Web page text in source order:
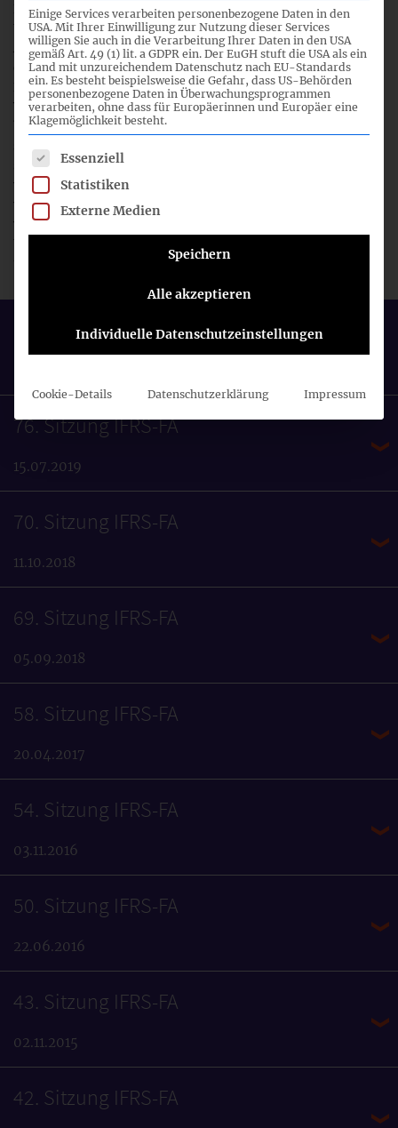
Der IFRS-Fachausschuss hat vor dem Hintergrund der
Überarbeitung des Rahmenkonzepts eine DRSC-
Arbeitsgruppe (personelle Besetzung der Arbeitsgruppe)
eingerichtet. Die Arbeitsgruppe soll insbesondere eine
Evaluierung und Würdigung der konzeptionellen
Vorschläge des IASB hinsichtlich der Implikationen für
bestehende IFRS-Regelungen vornehmen. Im Mittelpunkt
stehen hierbei die Entscheidungen des IASB im Rahmen
seiner redeliberation auf Basis der Rückmeldungen zum
veröffentlichten Diskussionspapier. Darüber hinaus sollen
von der Arbeitsgruppe mögliche Alternativen erörtert
werden, die den IFRS-Fachausschuss in der Beurteilung der
ZUGEHÖRIGE VERANSTALTUNGEN
76. Sitzung IFRS-FA
15.07.2019
70. Sitzung IFRS-FA
11.10.2018
69. Sitzung IFRS-FA
05.09.2018
58. Sitzung IFRS-FA
20.04.2017
54. Sitzung IFRS-FA
03.11.2016
50. Sitzung IFRS-FA
22.06.2016
43. Sitzung IFRS-FA
02.11.2015
42. Sitzung IFRS-FA
Einige Services verarbeiten personenbezogene Daten in den
USA. Mit Ihrer Einwilligung zur Nutzung dieser Services
willigen Sie auch in die Verarbeitung Ihrer Daten in den USA
gemäß Art. 49 (1) lit. a GDPR ein. Der EuGH stuft die USA als ein
Land mit unzureichendem Datenschutz nach EU-Standards
ein. Es besteht beispielsweise die Gefahr, dass US-Behörden
personenbezogene Daten in Überwachungsprogrammen
verarbeiten, ohne dass für Europäerinnen und Europäer eine
Klagemöglichkeit besteht.
Es folgt eine Liste der Service-Gruppen, für die eine
Essenziell
Statistiken
Externe Medien
Speichern
Alle akzeptieren
Individuelle Datenschutzeinstellungen
Cookie-Details Datenschutzerklärung Impressum